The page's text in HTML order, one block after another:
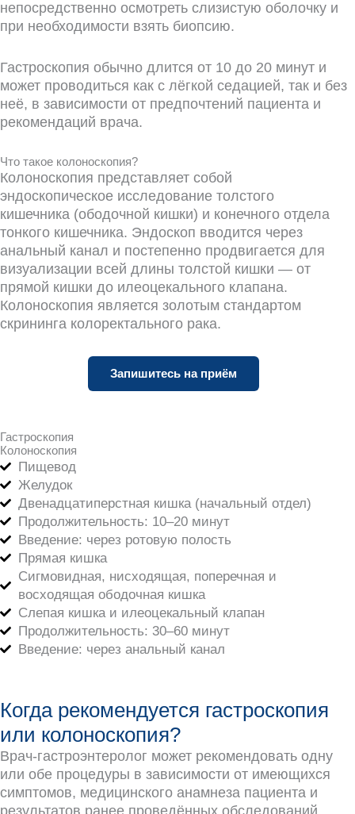
непосредственно осмотреть слизистую оболочку и
при необходимости взять биопсию.
Гастроскопия обычно длится от 10 до 20 минут и
может проводиться как с лёгкой седацией, так и без
неё, в зависимости от предпочтений пациента и
рекомендаций врача.
Что такое колоноскопия?
Колоноскопия представляет собой
эндоскопическое исследование толстого
кишечника (ободочной кишки) и конечного отдела
тонкого кишечника. Эндоскоп вводится через
анальный канал и постепенно продвигается для
визуализации всей длины толстой кишки — от
прямой кишки до илеоцекального клапана.
Колоноскопия является золотым стандартом
скрининга колоректального рака.
Запишитесь на приём
Гастроскопия
Колоноскопия
Пищевод
Желудок
Двенадцатиперстная кишка (начальный отдел)
Продолжительность: 10–20 минут
Введение: через ротовую полость
Прямая кишка
Сигмовидная, нисходящая, поперечная и
восходящая ободочная кишка
Слепая кишка и илеоцекальный клапан
Продолжительность: 30–60 минут
Введение: через анальный канал
Когда рекомендуется гастроскопия
или колоноскопия?
Врач-гастроэнтеролог может рекомендовать одну
или обе процедуры в зависимости от имеющихся
симптомов, медицинского анамнеза пациента и
результатов ранее проведённых обследований.